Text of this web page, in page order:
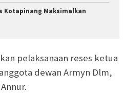
Kotapinang Maksimalkan
pelaksanaan reses ketua
dewan Armyn Dlm,